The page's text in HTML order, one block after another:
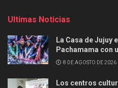
Ultimas Noticias
La Casa de Jujuy
Pachamama con
8 DE AGOSTO DE 2026
Los centros